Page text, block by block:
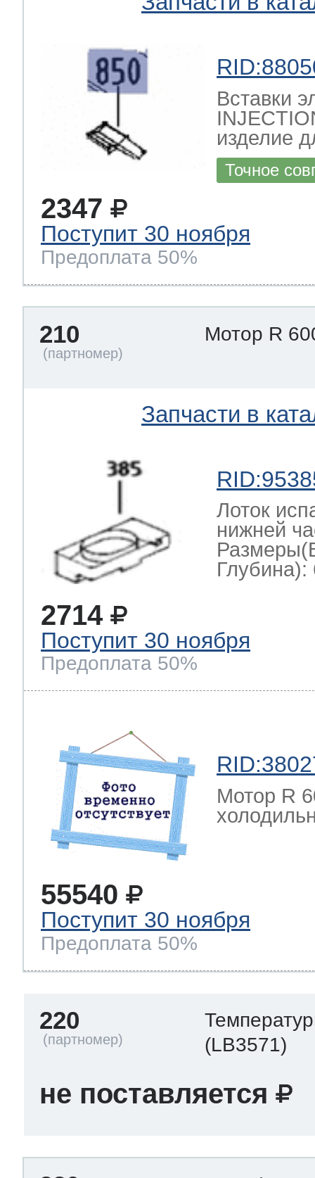
Вставки
изделие
Точное
2347
Поступит 30 ноября
Предоплата 50%
210 Мотор R
Запчасти в
Лоток
нижней
Глубина):
2714
Поступит 30 ноября
Предоплата 50%
Мотор R
55540
Поступит 30 ноября
Предоплата 50%
220
(LB3571)
не поставляется